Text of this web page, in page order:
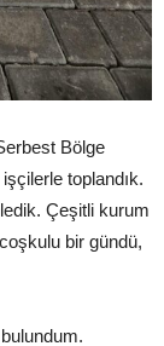
Bölge
toplandık.
Çeşitli kurum
bir gündü,